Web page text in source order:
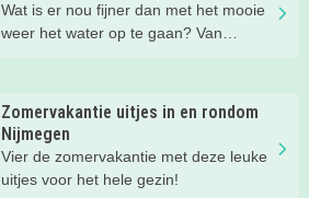
Wat is er nou fijner dan met het mooie
weer het water op te gaan? Van
je de leukste tips voor op én in het
water.
Zomervakantie uitjes in en rondom
Nijmegen
Vier de zomervakantie met deze leuke
uitjes voor het hele gezin!